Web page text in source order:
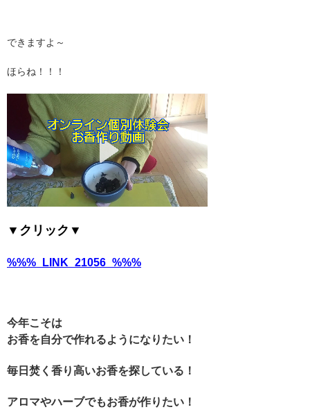
できますよ～
ほらね！！！
▼クリック▼
%%%_LINK_21056_%%%
今年こそは
お香を自分で作れるようになりたい！
毎日焚く香り高いお香を探している！
アロマやハーブでもお香が作りたい！